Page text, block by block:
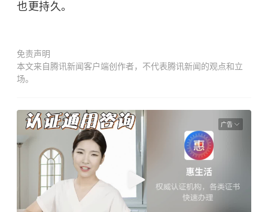
也更持久。
免责声明
本文来自腾讯新闻客户端创作者，不代表腾讯新闻的观点和立
场。
广告